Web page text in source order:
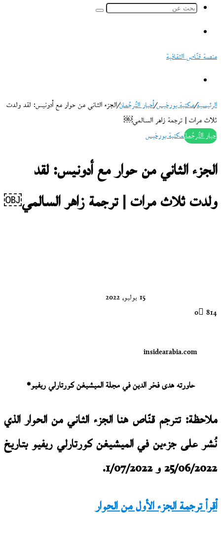
الموقع
منصة قنّاص الثقافية
الرئيسية/مكتبة بورخيس/أحبار التُرجُمان/الجزء الثاني من حوار مع أدونيس: لقد ولدت
ثلاث مرات | ترجمة زاهر السالمي￼
أحبار التُرجُمانمكتبة بورخيس
الجزء الثاني من حوار مع أدونيس: لقد
ولدت ثلاث مرات | ترجمة زاهر السالمي￼
15 يوليو، 2022
0 814
insidearabia.com
حاورته هدى فخر الدين في مجلة الميشيغن كورتارلي ريفيو*
ملاحظة: تترجم قنّاص هنا الجزء الثاني من الحوار الذي
نُشر على جزءين في الميشيغن كورتارلي ريفيو بتاريخ
25/06/2022 و 1/07/2022.
أقرأ ترجمة الجزء الأول من الحوار